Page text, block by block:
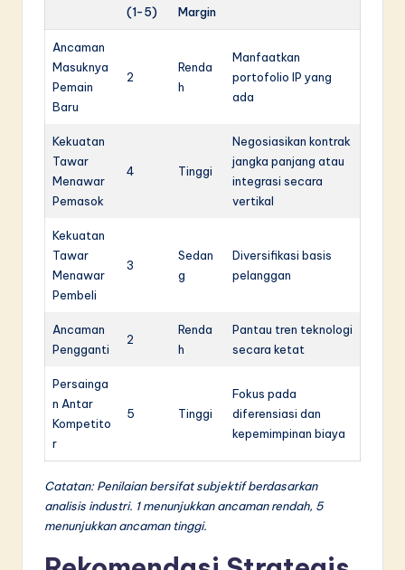
(1-5)
Margin
Ancaman
Masuknya
Pemain
Baru
2
Renda
h
Manfaatkan
portofolio IP yang
ada
Kekuatan
Tawar
Menawar
Pemasok
4 Tinggi
Negosiasikan kontrak
jangka panjang atau
integrasi secara
vertikal
Kekuatan
Tawar
Menawar
Pembeli
3
Sedan
g
Diversifikasi basis
pelanggan
Ancaman
Pengganti
2
Renda
h
Pantau tren teknologi
secara ketat
Persainga
n Antar
Kompetito
r
5 Tinggi
Fokus pada
diferensiasi dan
kepemimpinan biaya
Catatan: Penilaian bersifat subjektif berdasarkan
analisis industri. 1 menunjukkan ancaman rendah, 5
menunjukkan ancaman tinggi.